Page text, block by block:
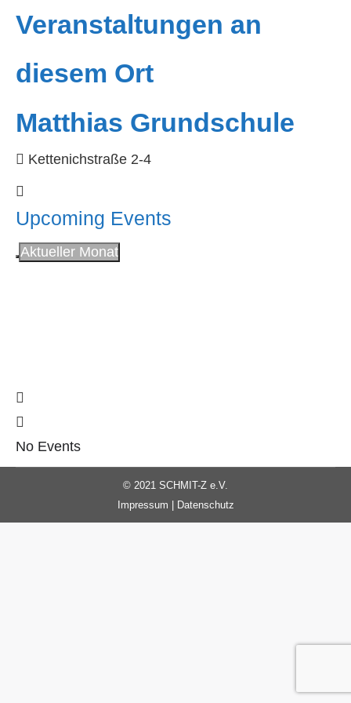
Veranstaltungen an
diesem Ort
Matthias Grundschule
Kettenichstraße 2-4
Upcoming Events
Aktueller Monat
No Events
© 2021 SCHMIT-Z e.V.
Impressum
Datenschutz